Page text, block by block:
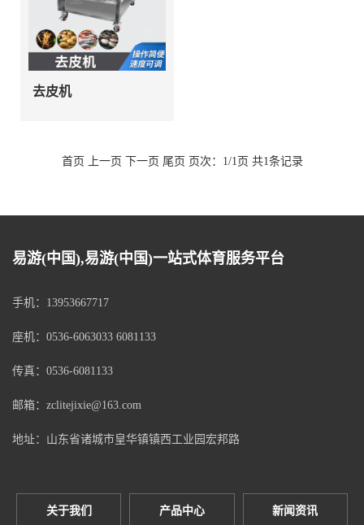
去皮机
首页 上一页 下一页 尾页 页次：1/1页 共1条记录
易游(中国),易游(中国)一站式体育服务平台
手机：13953667717
座机：0536-6063033 6081133
传真：0536-6081133
邮箱：zclitejixie@163.com
地址：山东省诸城市皇华镇镇西工业园宏邦路
关于我们 产品中心 新闻资讯